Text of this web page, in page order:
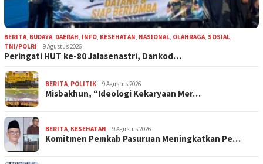
BERITA BUDAYA DAERAH INFO KESEHATAN NASIONAL OLAHRAGA SOSIAL
TNI/POLRI
9 Agustus 2026
Peringati HUT ke-80 Jalasenastri, Dankod…
BERITA POLITIK 9 Agustus 2026
Misbakhun, “Ideologi Kekaryaan Mer…
BERITA KESEHATAN 9 Agustus 2026
Komitmen Pemkab Pasuruan Meningkatkan Pe…